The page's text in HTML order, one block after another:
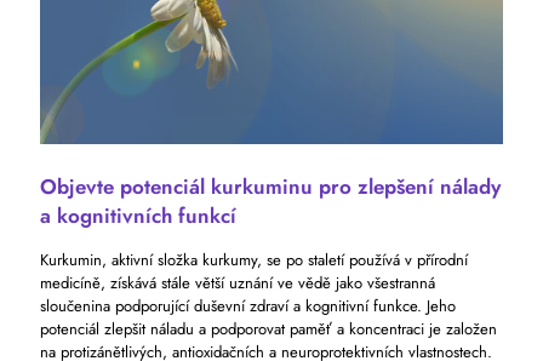
Objevte potenciál kurkuminu pro zlepšení nálady
a kognitivních funkcí
Kurkumin, aktivní složka kurkumy, se po staletí používá v přírodní
medicíně, získává stále větší uznání ve vědě jako všestranná
sloučenina podporující duševní zdraví a kognitivní funkce. Jeho
potenciál zlepšit náladu a podporovat paměť a koncentraci je založen
na protizánětlivých, antioxidačních a neuroprotektivních vlastnostech.